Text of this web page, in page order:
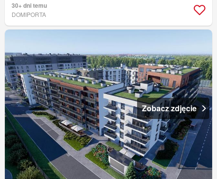
30+ dni temu
DOMIPORTA
Zobacz zdjęcie